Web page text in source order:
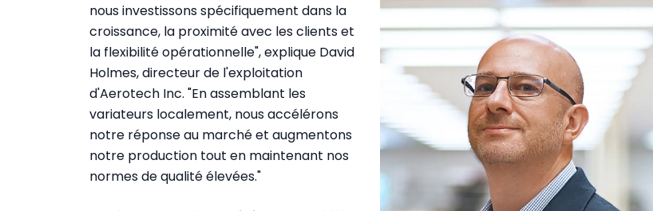
nous investissons spécifiquement dans la
croissance, la proximité avec les clients et
la flexibilité opérationnelle", explique David
Holmes, directeur de l'exploitation
d'Aerotech Inc. "En assemblant les
variateurs localement, nous accélérons
notre réponse au marché et augmentons
notre production tout en maintenant nos
normes de qualité élevées."